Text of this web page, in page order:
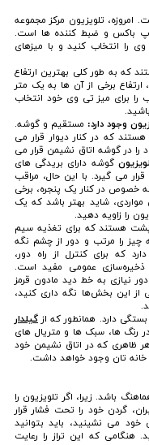
امروزه، تلویزیون مرکز مجموعه
باکس و ضبط کننده ها است.
را انتخاب کنید و با میزهای
بالای 45 سانتی متر هستند که به طور کلی بهترین ارتفاع
برخی از آن ها به یک متر
را برای میز تی وی خود انتخاب
وجود دارد: مستقیم و گوشه.
که در کنار دیوار قرار می
را در گوشه اتاق نشیمن قرار می
گوشه دارای بریدگی های
می گیرد. با این حال، مراقب
به خصوص در کنار یک پنجره، برخی
شاید بهتر باشد که یک
را زاویه دهید.
هستند که برای تغذیه سیم
را مرتب و دور از چشم نگه
که برای کنترل از راه دور،
عمومی مفید است.
نیازی به خط دید مادون قرمز
از این بخش‌ها نگه داری کنید،
دارد. همانطور که از گیلدار
رنگ ها، سبک ها و متریال های
ظاهری که در اتاق نشیمن خود
خانه تان وجود خواهد داشت.
باشد. زیرا، اگر تلویزیون را
گردن خود را تحت فشار قرار
می نشینید، باید بتوانید
هنگامی که این تراز را رعایت